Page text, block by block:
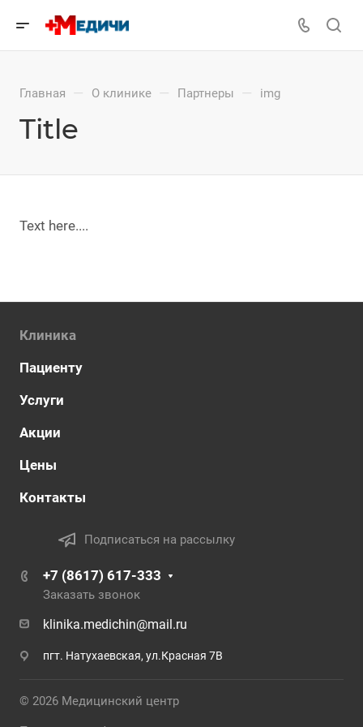
Главная — О клинике — Партнеры — img
Title
Text here....
Клиника
Пациенту
Услуги
Акции
Цены
Контакты
Подписаться на рассылку
+7 (8617) 617-333
Заказать звонок
klinika.medichin@mail.ru
пгт. Натухаевская, ул.Красная 7В
© 2026 Медицинский центр